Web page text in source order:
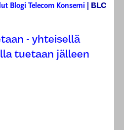
Blogi Telecom Konserni
BLC
- yhteisellä
tuetaan jälleen